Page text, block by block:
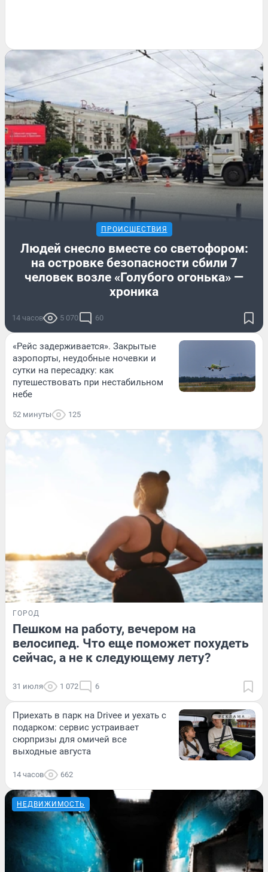
ПРОИСШЕСТВИЯ
Людей снесло вместе со светофором:
на островке безопасности сбили 7
человек возле «Голубого огонька» —
хроника
14 часов 5 070 60
«Рейс задерживается». Закрытые
аэропорты, неудобные ночевки и
сутки на пересадку: как
путешествовать при нестабильном
небе
52 минуты 125
ГОРОД
Пешком на работу, вечером на
велосипед. Что еще поможет похудеть
сейчас, а не к следующему лету?
31 июля 1 072 6
Приехать в парк на Drivee и уехать с
подарком: сервис устраивает
сюрпризы для омичей все
выходные августа
14 часов 662
НЕДВИЖИМОСТЬ